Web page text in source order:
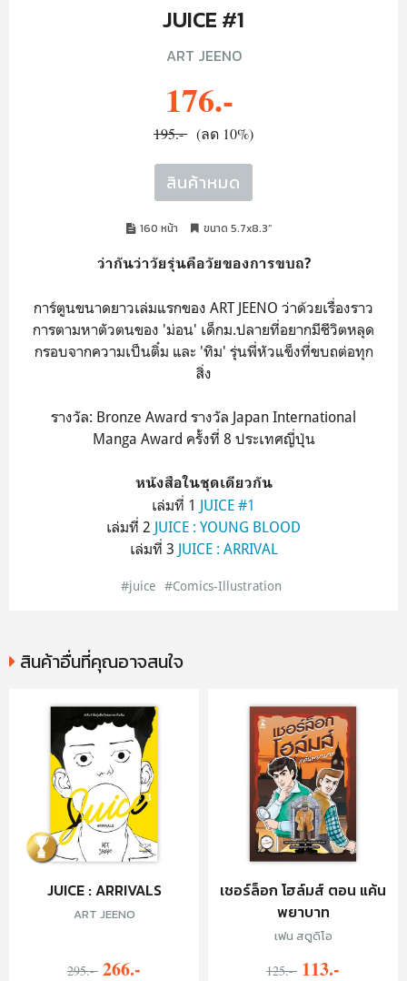
JUICE #1
ART JEENO
176.-
195.- (ลด 10%)
สินค้าหมด
160 หน้า ขนาด 5.7x8.3”
ว่ากันว่าวัยรุ่นคือวัยของการขบถ?
การ์ตูนขนาดยาวเล่มแรกของ ART JEENO ว่าด้วยเรื่องราว
การตามหาตัวตนของ 'ม่อน' เด็กม.ปลายที่อยากมีชีวิตหลุด
กรอบจากความเป็นติ๋ม และ 'ทิม' รุ่นพี่หัวแข็งที่ขบถต่อทุก
สิ่ง
รางวัล: Bronze Award รางวัล Japan International
Manga Award ครั้งที่ 8 ประเทศญี่ปุ่น
หนังสือในชุดเดียวกัน
เล่มที่ 1 JUICE #1
เล่มที่ 2 JUICE : YOUNG BLOOD
เล่มที่ 3 JUICE : ARRIVAL
#juice #Comics-Illustration
สินค้าอื่นที่คุณอาจสนใจ
JUICE : ARRIVALS
ART JEENO
295.- 266.-
เชอร์ล็อก โฮล์มส์ ตอน แค้น
พยาบาท
เฟน สตูดิโอ
125.- 113.-